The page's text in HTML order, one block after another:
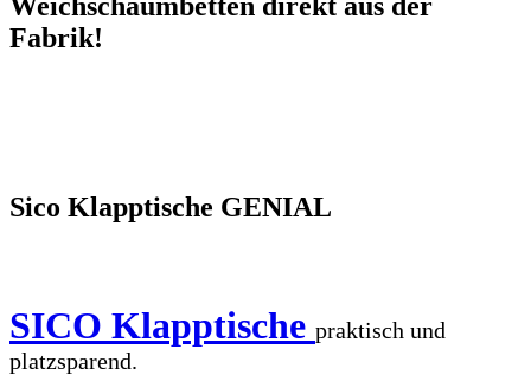
Fabrik!
Sico Klapptische GENIAL
SICO Klapptische praktisch und
platzsparend.